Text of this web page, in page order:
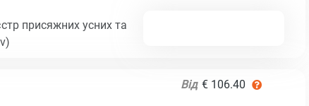
присяжних усних та
Від € 106.40